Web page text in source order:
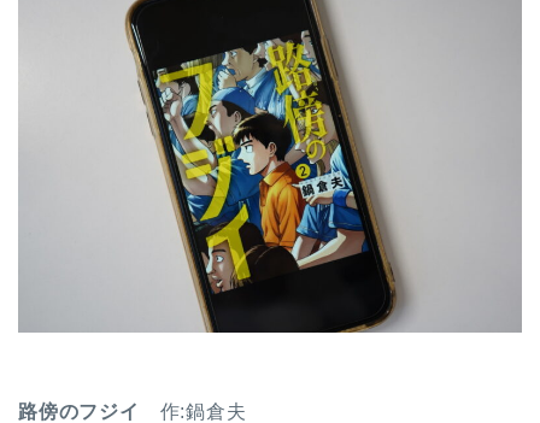
路傍のフジイ 作:鍋倉夫